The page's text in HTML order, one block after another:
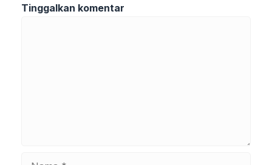
Tinggalkan komentar